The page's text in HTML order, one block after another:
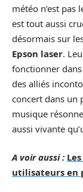
météo n’est pas
est tout aussi
désormais sur
Epson laser.
fonctionner
des alliés
concert dans un
musique
aussi vivante
A voir aussi :
utilisateurs en